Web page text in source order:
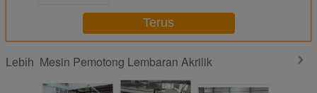
Terus
Lebih Mesin Pemotong Lembaran Akrilik